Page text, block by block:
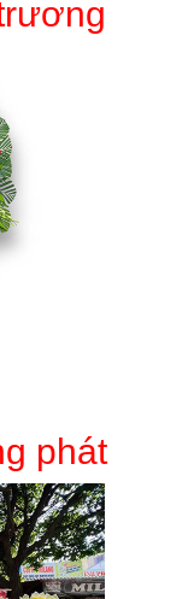
phát